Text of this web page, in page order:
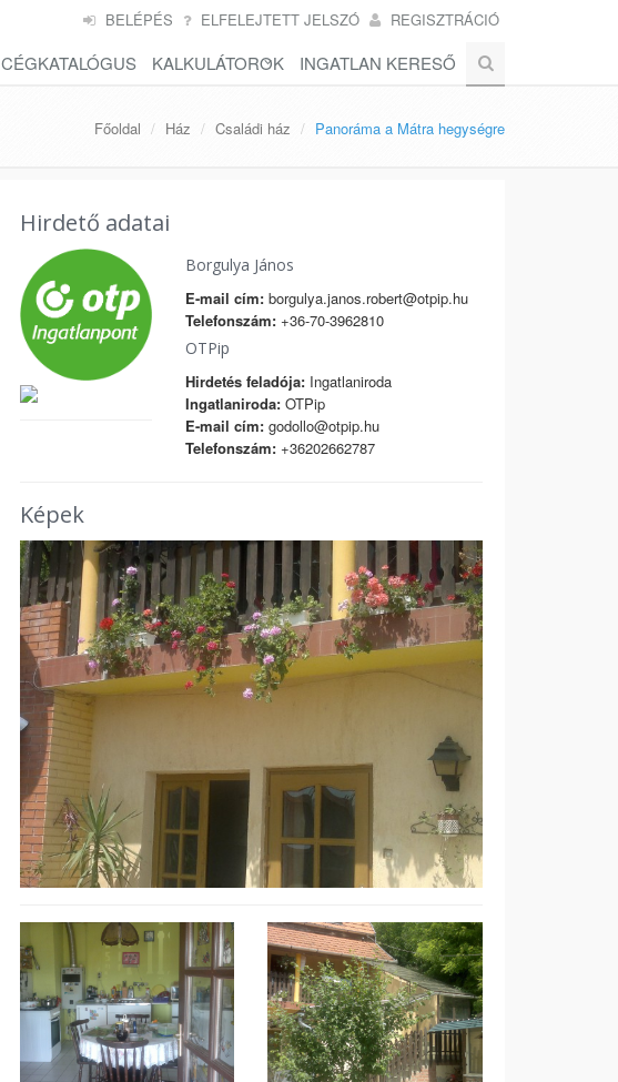
BELÉPÉS ELFELEJTETT JELSZÓ REGISZTRÁCIÓ
CÉGKATALÓGUS KALKULÁTOROK INGATLAN KERESŐ
Főoldal Ház Családi ház Panoráma a Mátra hegységre
Hirdető adatai
Borgulya János
E-mail cím:borgulya.janos.robert@otpip.hu
Telefonszám:+36-70-3962810
OTPip
Hirdetés feladója:Ingatlaniroda
Ingatlaniroda:OTPip
E-mail cím:godollo@otpip.hu
Telefonszám:+36202662787
Képek